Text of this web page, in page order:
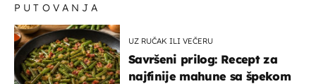
PUTOVANJA
UZ RUČAK ILI VEČERU
Savršeni prilog: Recept za
najfinije mahune sa špekom